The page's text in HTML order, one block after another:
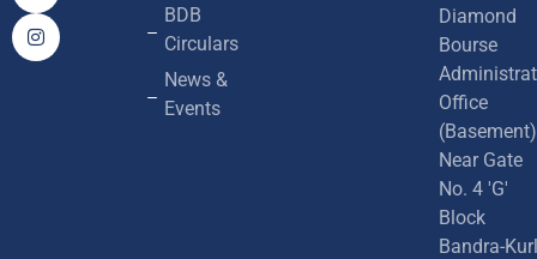
BDB
Circulars
News &
Events
Diamond
Bourse
Office
(Basement)
Near Gate
No. 4 'G'
Block
Bandra-